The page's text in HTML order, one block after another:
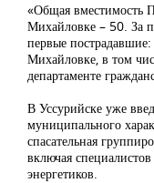
«Общая вместимость
Михайловке – 50. За
первые
Михайловке, в том
департаменте
В Уссурийске уже
муниципального
спасательная
включая
энергетиков.